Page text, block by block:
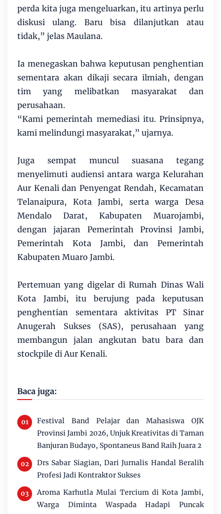
perda kita juga mengeluarkan, itu artinya perlu
diskusi ulang. Baru bisa dilanjutkan atau
tidak,” jelas Maulana.
Ia menegaskan bahwa keputusan penghentian
sementara akan dikaji secara ilmiah, dengan
tim yang melibatkan masyarakat dan
perusahaan.
“Kami pemerintah memediasi itu. Prinsipnya,
kami melindungi masyarakat,” ujarnya.
Juga sempat muncul suasana tegang
menyelimuti audiensi antara warga Kelurahan
Aur Kenali dan Penyengat Rendah, Kecamatan
Telanaipura, Kota Jambi, serta warga Desa
Mendalo Darat, Kabupaten Muarojambi,
dengan jajaran Pemerintah Provinsi Jambi,
Pemerintah Kota Jambi, dan Pemerintah
Kabupaten Muaro Jambi.
Pertemuan yang digelar di Rumah Dinas Wali
Kota Jambi, itu berujung pada keputusan
penghentian sementara aktivitas PT Sinar
Anugerah Sukses (SAS), perusahaan yang
membangun jalan angkutan batu bara dan
stockpile di Aur Kenali.
Baca juga:
Festival Band Pelajar dan Mahasiswa OJK
Provinsi Jambi 2026, Unjuk Kreativitas di Taman
Banjuran Budayo, Spontaneus Band Raih Juara 2
Drs Sabar Siagian, Dari Jurnalis Handal Beralih
Profesi Jadi Kontraktor Sukses
Aroma Karhutla Mulai Tercium di Kota Jambi,
Warga Diminta Waspada Hadapi Puncak